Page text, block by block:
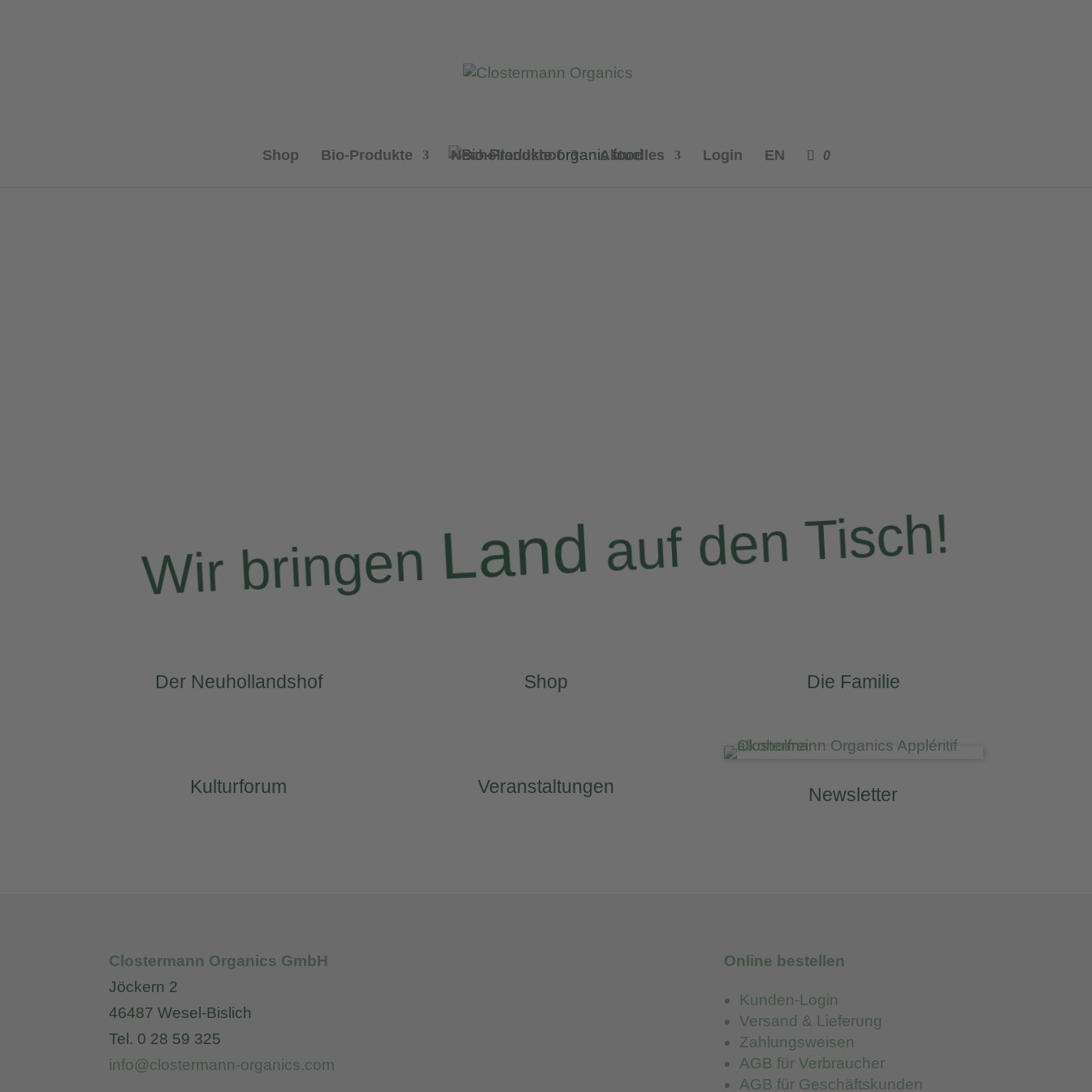
Shop Bio-Produkte Neuhollandshof Aktuelles Login EN 0
Wir bringen Land auf den Tisch!
Der Neuhollandshof Shop Die Familie
Kulturforum Veranstaltungen Newsletter
Clostermann Organics GmbH
Jöckern 2
46487 Wesel-Bislich
Tel. 0 28 59 325
info@clostermann-organics.com
Online bestellen
Kunden-Login
Versand & Lieferung
Zahlungsweisen
AGB für Verbraucher
AGB für Geschäftskunden